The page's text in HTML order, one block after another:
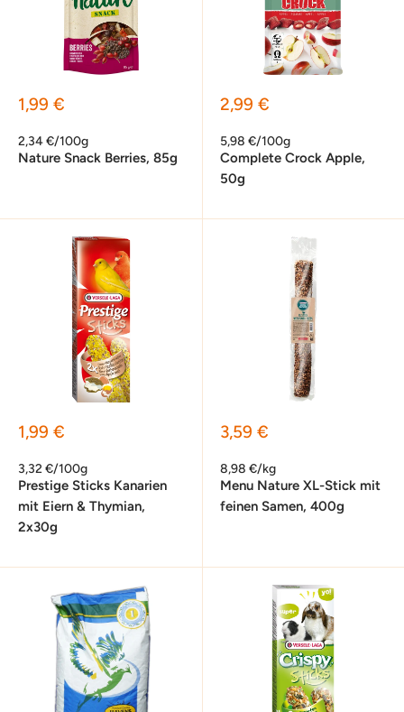
Sonderpreis
1,99 €
2,34 €/100g
Nature Snack Berries, 85g
Sonderpreis
2,99 €
5,98 €/100g
Complete Crock Apple,
50g
Sonderpreis
1,99 €
3,32 €/100g
Prestige Sticks Kanarien
mit Eiern & Thymian,
2x30g
Sonderpreis
3,59 €
8,98 €/kg
Menu Nature XL-Stick mit
feinen Samen, 400g